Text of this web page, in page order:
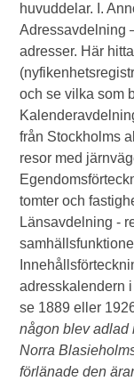
huvuddelar. I.
Adressavdelning
adresser. Här
och se vilka som
från Stockholms
resor med
tomter och
Länsavdelning -
adresskalendern
se 1889 eller
någon blev adlad
Norra
förlänade den